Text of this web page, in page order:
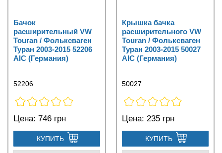
Бачок
расширительный VW
Touran / Фольксваген
Туран 2003-2015 52206
AIC (Германия)
52206
Цена: 746 грн
КУПИТЬ
Крышка бачка
расширительного VW
Touran / Фольксваген
Туран 2003-2015 50027
AIC (Германия)
50027
Цена: 235 грн
КУПИТЬ